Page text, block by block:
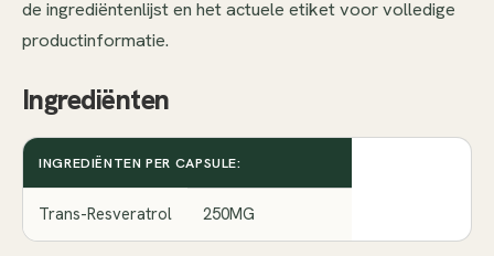
de ingrediëntenlijst en het actuele etiket voor volledige
productinformatie.
Ingrediënten
INGREDIËNTEN PER CAPSULE:
Trans-Resveratrol 250MG